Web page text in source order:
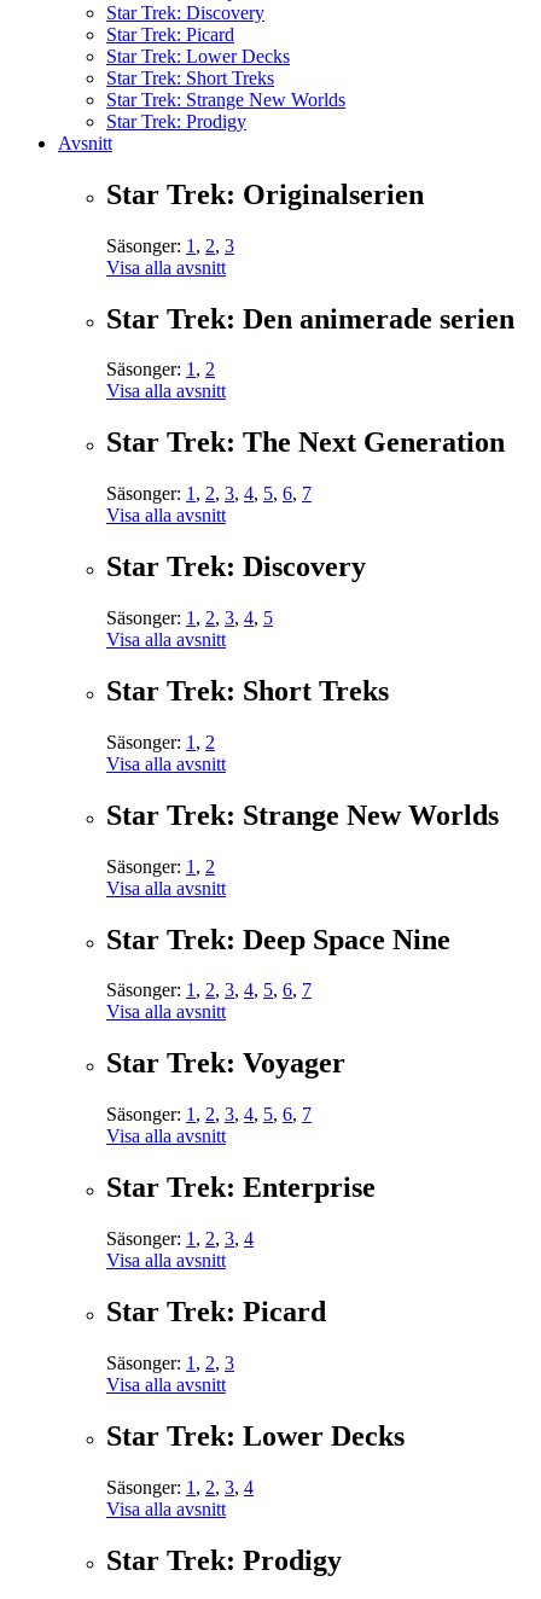
Star Trek: Discovery
Star Trek: Picard
Star Trek: Lower Decks
Star Trek: Short Treks
Star Trek: Strange New Worlds
Star Trek: Prodigy
Avsnitt
Star Trek: Originalserien
Säsonger: 1 , 2, 3
Visa alla avsnitt
Star Trek: Den animerade serien
Säsonger: 1, 2
Visa alla avsnitt
Star Trek: The Next Generation
Säsonger: 1 , 2, 3, 4, 5, 6, 7
Visa alla avsnitt
Star Trek: Discovery
Säsonger: 1 , 2, 3, 4, 5
Visa alla avsnitt
Star Trek: Short Treks
Säsonger: 1 , 2
Visa alla avsnitt
Star Trek: Strange New Worlds
Säsonger: 1 , 2
Visa alla avsnitt
Star Trek: Deep Space Nine
Säsonger: 1, 2, 3, 4, 5, 6, 7
Visa alla avsnitt
Star Trek: Voyager
Säsonger: 1 , 2, 3, 4, 5, 6, 7
Visa alla avsnitt
Star Trek: Enterprise
Säsonger: 1 , 2, 3, 4
Visa alla avsnitt
Star Trek: Picard
Säsonger: 1 , 2, 3
Visa alla avsnitt
Star Trek: Lower Decks
Säsonger: 1 , 2, 3, 4
Visa alla avsnitt
Star Trek: Prodigy